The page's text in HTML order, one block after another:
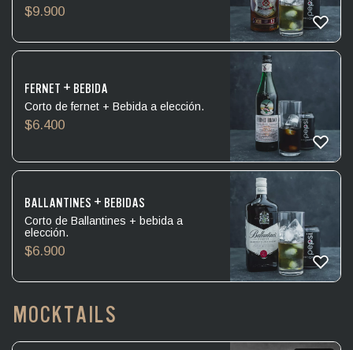
$9.900
FERNET + BEBIDA
Corto de fernet + Bebida a elección.
$6.400
BALLANTINES + BEBIDAS
Corto de Ballantines + bebida a
elección.
$6.900
MOCKTAILS